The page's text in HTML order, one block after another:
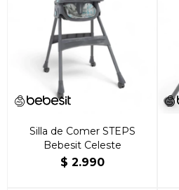
Silla de Comer STEPS
Bebesit Celeste
$ 2.990